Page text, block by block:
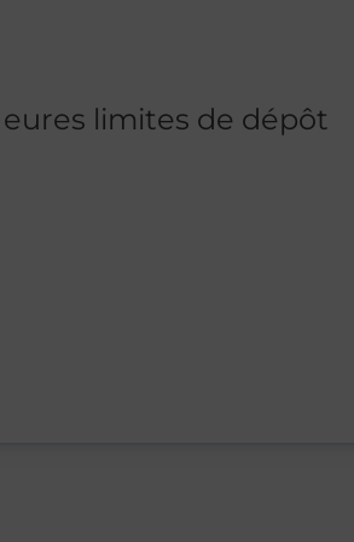
limites de dépôt